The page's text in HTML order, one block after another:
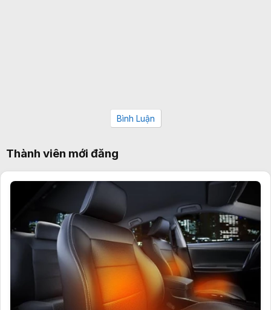
Bình Luận
Thành viên mới đăng